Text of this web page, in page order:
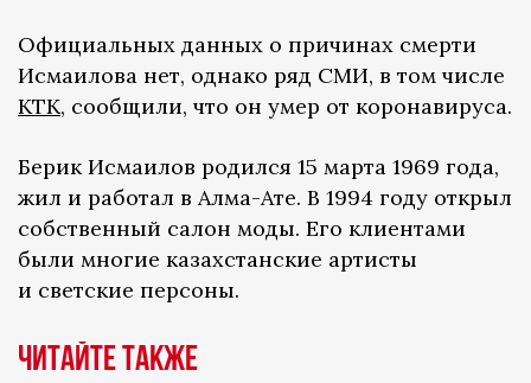
Официальных данных о причинах смерти
Исмаилова нет, однако ряд СМИ, в том числе
КТК, сообщили, что он умер от коронавируса.
Берик Исмаилов родился 15 марта 1969 года,
жил и работал в Алма-Ате. В 1994 году открыл
собственный салон моды. Его клиентами
были многие казахстанские артисты
и светские персоны.
ЧИТАЙТЕ ТАКЖЕ